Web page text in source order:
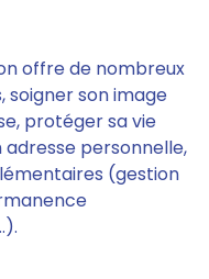
offre de nombreux
soigner son image
protéger sa vie
personnelle,
(gestion